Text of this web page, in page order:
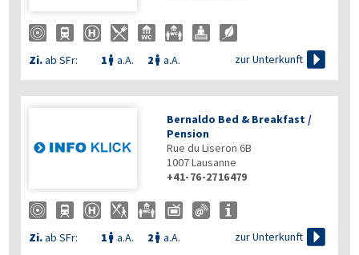
Zi.ab SFr: 1  a.A. 2  a.A. zur Unterkunft 
Bernaldo Bed & Breakfast /
Pension
Rue du Liseron 6B
1007Lausanne
+41-76-2716479
Zi.ab SFr: 1  a.A. 2  a.A. zur Unterkunft 